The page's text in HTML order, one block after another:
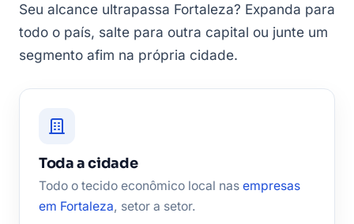
Seu alcance ultrapassa Fortaleza? Expanda para
todo o país, salte para outra capital ou junte um
segmento afim na própria cidade.
Toda a cidade
Todo o tecido econômico local nas empresas
em Fortaleza, setor a setor.